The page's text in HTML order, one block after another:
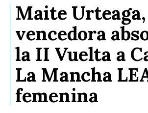
Maite Urteaga,
vencedora
la II Vuelta a
La Mancha
femenina